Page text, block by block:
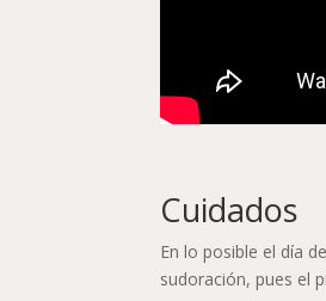
Cuidados
En lo posible el día
sudoración, pues el